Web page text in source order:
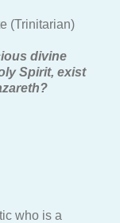
(Trinitarian)
divine
Spirit, exist
who is a